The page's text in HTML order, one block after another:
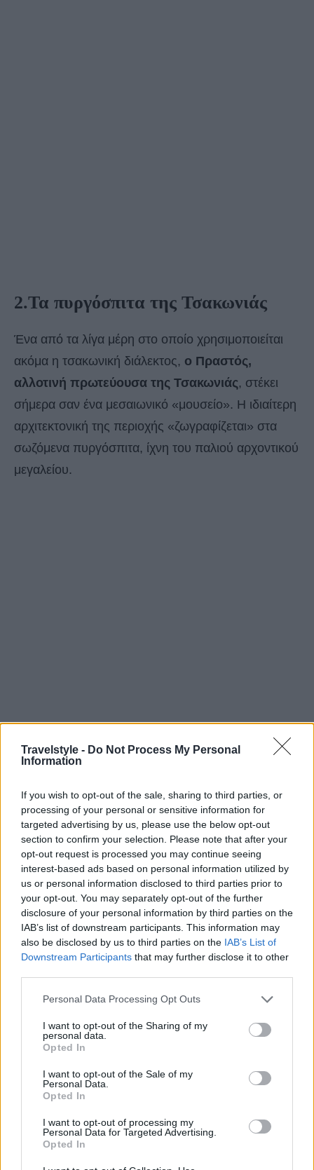
Travelstyle - Do Not Process My Personal
Information
If you wish to opt-out of the sale, sharing to third parties, or
processing of your personal or sensitive information for
targeted advertising by us, please use the below opt-out
section to confirm your selection. Please note that after your
opt-out request is processed you may continue seeing
interest-based ads based on personal information utilized by
us or personal information disclosed to third parties prior to
your opt-out. You may separately opt-out of the further
disclosure of your personal information by third parties on the
IAB’s list of downstream participants. This information may
also be disclosed by us to third parties on the IAB’s List of
Downstream Participants that may further disclose it to other
Please note that this website/app uses one or more Google
not limited to your visit or usage behaviour. You may click to
grant or deny consent to Google and its third-party tags to
use your data for below specified purposes in below Google
consent section.
Personal Data Processing Opt Outs
I want to opt-out of the Sharing of my
personal data.
Opted In
I want to opt-out of the Sale of my
Personal Data.
Opted In
I want to opt-out of processing my
Personal Data for Targeted Advertising.
Opted In
2.Τα πυργόσπιτα της Τσακωνιάς
Ένα από τα λίγα μέρη στο οποίο χρησιμοποιείται
ακόμα η τσακωνική διάλεκτος, ο Πραστός,
αλλοτινή πρωτεύουσα της Τσακωνιάς, στέκει
σήμερα σαν ένα μεσαιωνικό «μουσείο». Η ιδιαίτερη
αρχιτεκτονική της περιοχής «ζωγραφίζεται» στα
σωζόμενα πυργόσπιτα, ίχνη του παλιού αρχοντικού
μεγαλείου.
Οι μόνιμοι κάτοικοι είναι λιγοστοί και οι τουριστικές
υποδομές ανύπαρκτες – κάτι που σημαίνει μια πιο
αυθεντική εμπειρία. Κοντά βρίσκεται και το φαράγγι
της Μαζιάς με τους παλιούς νερόμυλους, ενώ
ταβερνάκια και ξενώνες θα βρείτε στα γύρω χωριά
του Πάρνωνα, όπως ο Κοσμάς,η Καστάνιτσα,
πανέμορφος διατηρητέος οικισμός , και ο Πλάτανος.
Aποδράσεις στους ωραιότερους Εθνικούς Δρυμούς
της Ελλάδας!